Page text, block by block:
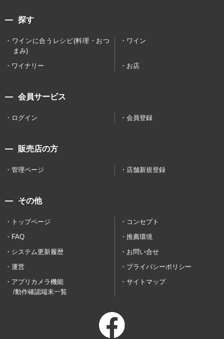
探す
ワインに合うレシピ(料理・おつ
まみ)
ワイン
ワイナリー お店
会員サービス
ログイン 会員登録
販売店の方
管理ページ 店舗新規登録
その他
トップページ
コンセプト
FAQ
推薦環境
システム更新履歴
お問い合せ
運営
プライバシーポリシー
アプリカメラ機能
/動作確認端末一覧
サイトマップ